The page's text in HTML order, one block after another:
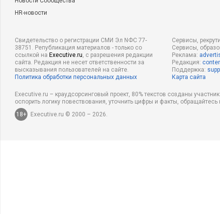
HR-новости
Свидетельство о регистрации СМИ Эл NФС 77-
38751. Републикация материалов - только со
ссылкой на Executive.ru, с разрешения редакции
сайта. Редакция не несет ответственности за
высказывания пользователей на сайте.
Политика обработки персональных данных
Сервисы,
Сервисы,
Реклама:
Редакция:
Поддержка:
Карта сайта
Executive.ru – краудсорсинговый проект, 80% текстов созданы
оспорить логику повествования, уточнить цифры и факты,
18+
Executive.ru © 2000 – 2026.